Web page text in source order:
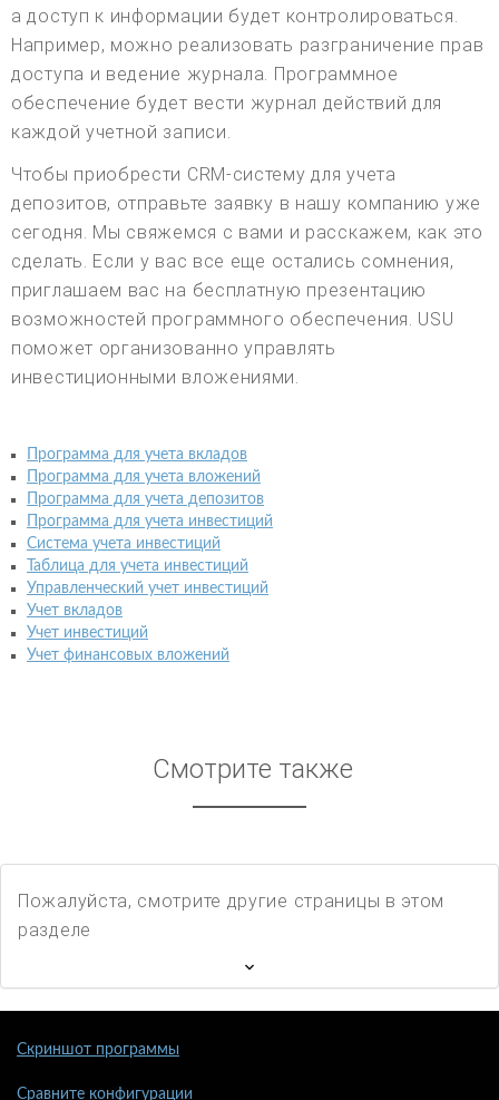
а доступ к информации будет контролироваться.
Например, можно реализовать разграничение прав
доступа и ведение журнала. Программное
обеспечение будет вести журнал действий для
каждой учетной записи.
Чтобы приобрести CRM-систему для учета
депозитов, отправьте заявку в нашу компанию уже
сегодня. Мы свяжемся с вами и расскажем, как это
сделать. Если у вас все еще остались сомнения,
приглашаем вас на бесплатную презентацию
возможностей программного обеспечения. USU
поможет организованно управлять
инвестиционными вложениями.
Программа для учета вкладов
Программа для учета вложений
Программа для учета депозитов
Программа для учета инвестиций
Система учета инвестиций
Таблица для учета инвестиций
Управленческий учет инвестиций
Учет вкладов
Учет инвестиций
Учет финансовых вложений
Смотрите также
Пожалуйста, смотрите другие страницы в этом
разделе
Скриншот программы
Сравните конфигурации